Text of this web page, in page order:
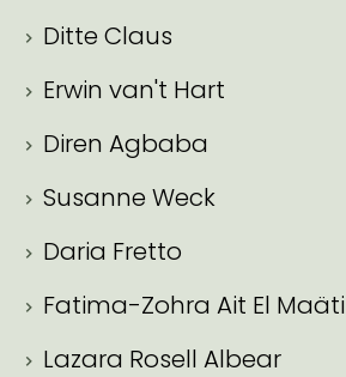
Ditte Claus
Erwin van't Hart
Diren Agbaba
Susanne Weck
Daria Fretto
Fatima-Zohra Ait El Maäti
Lazara Rosell Albear